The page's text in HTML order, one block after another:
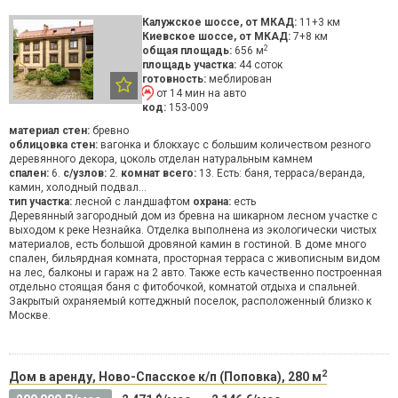
Калужское шоссе, от МКАД: 11+3 км
Киевское шоссе, от МКАД: 7+8 км
общая площадь: 656 м2
площадь участка: 44 соток
готовность: меблирован
от 14 мин на авто
код: 153-009
материал стен: бревно
облицовка стен: вагонка и блокхаус с большим количеством резного
деревянного декора, цоколь отделан натуральным камнем
спален: 6. с/узлов: 2. комнат всего: 13. Есть: баня, терраса/веранда,
камин, холодный подвал...
тип участка: лесной с ландшафтом охрана: есть
Деревянный загородный дом из бревна на шикарном лесном участке с
выходом к реке Незнайка. Отделка выполнена из экологически чистых
материалов, есть большой дровяной камин в гостиной. В доме много
спален, бильярдная комната, просторная терраса с живописным видом
на лес, балконы и гараж на 2 авто. Также есть качественно построенная
отдельно стоящая баня с фитобочкой, комнатой отдыха и спальней.
Закрытый охраняемый коттеджный поселок, расположенный близко к
Москве.
Дом в аренду, Ново-Спасское к/п (Поповка), 280 м2